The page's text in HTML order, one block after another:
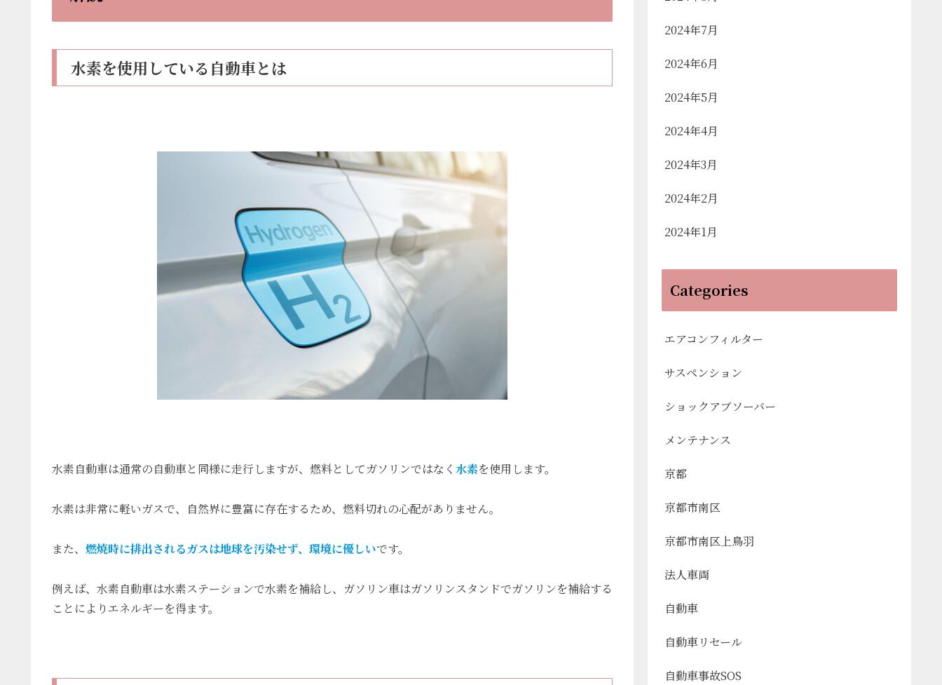
水素を使用している自動車とは
水素自動車は通常の自動車と同様に走行しますが、燃料としてガソリンではなく 水素を使用します。
水素は非常に軽いガスで、自然界に豊富に存在するため、燃料切れの心配がありません。
また、 燃焼時に排出されるガスは地球を汚染せず、環境に優しいです。
例えば、水素自動車は水素ステーションで水素を補給し、ガソリン車はガソリンスタンドでガソリンを補給する
ことによりエネルギーを得ます。
2024年7月
2024年6月
2024年5月
2024年4月
2024年3月
2024年2月
2024年1月
Categories
エアコンフィルター
サスペンション
ショックアブソーバー
メンテナンス
京都
京都市南区
京都市南区上鳥羽
法人車両
自動車
自動車リセール
自動車事故SOS